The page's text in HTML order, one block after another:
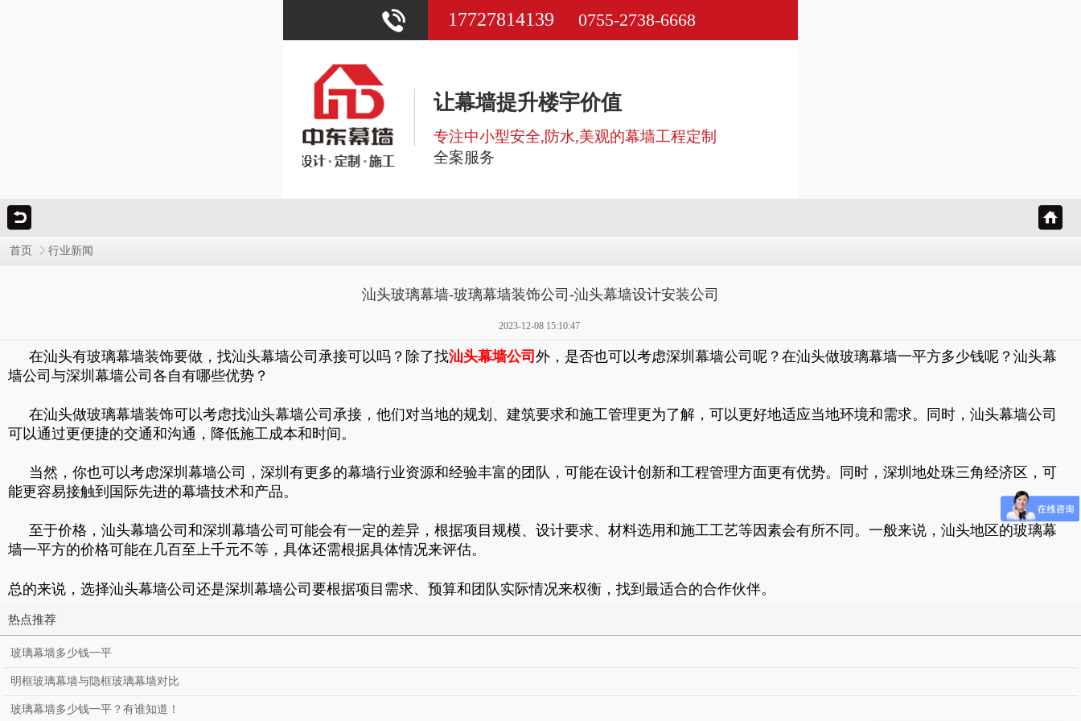
17727814139 0755-2738-6668
让幕墙提升楼宇价值
专注中小型安全,防水,美观的幕墙工程定制
全案服务
首页 行业新闻
汕头玻璃幕墙-玻璃幕墙装饰公司-汕头幕墙设计安装公司
2023-12-08 15:10:47
在汕头有玻璃幕墙装饰要做，找汕头幕墙公司承接可以吗？除了找汕头幕墙公司 外，是否也可以考虑深圳幕墙公司呢？在汕头做玻璃幕墙一平方多少钱呢？汕头幕
墙公司与深圳幕墙公司各自有哪些优势？
在汕头做玻璃幕墙装饰可以考虑找汕头幕墙公司承接，他们对当地的规划、建筑要求和施工管理更为了解，可以更好地适应当地环境和需求。同时，汕头幕墙公司
可以通过更便捷的交通和沟通，降低施工成本和时间。
当然，你也可以考虑深圳幕墙公司，深圳有更多的幕墙行业资源和经验丰富的团队，可能在设计创新和工程管理方面更有优势。同时，深圳地处珠三角经济区，可
能更容易接触到国际先进的幕墙技术和产品。
至于价格，汕头幕墙公司和深圳幕墙公司可能会有一定的差异，根据项目规模、设计要求、材料选用和施工工艺等因素会有所不同。一般来说，汕头地区的玻璃幕
墙一平方的价格可能在几百至上千元不等，具体还需根据具体情况来评估。
总的来说，选择汕头幕墙公司还是深圳幕墙公司要根据项目需求、预算和团队实际情况来权衡，找到最适合的合作伙伴。
热点推荐
玻璃幕墙多少钱一平
明框玻璃幕墙与隐框玻璃幕墙对比
玻璃幕墙多少钱一平？有谁知道！